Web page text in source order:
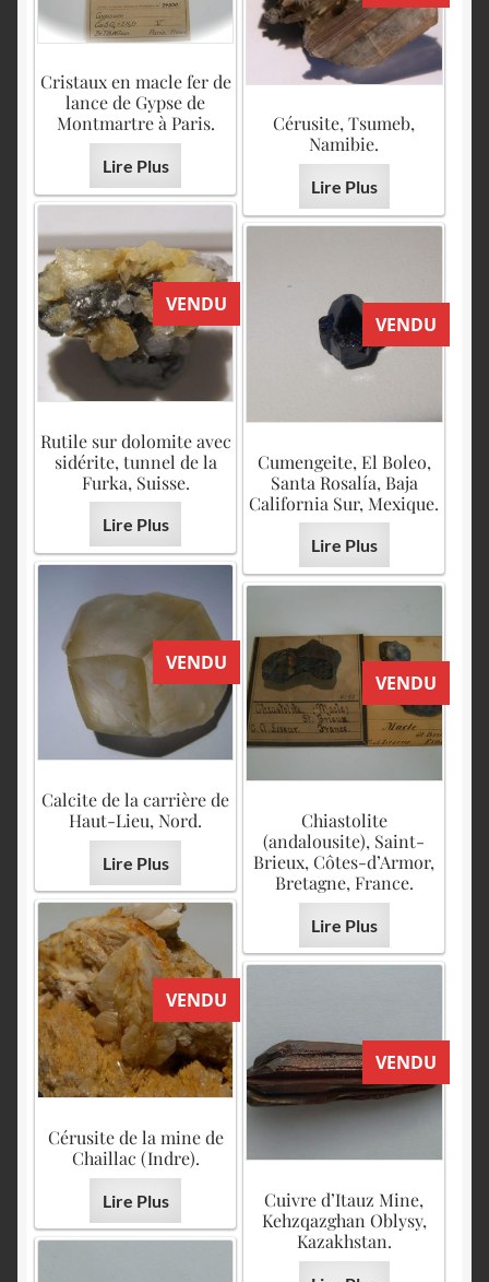
Cristaux en macle fer de
lance de Gypse de
Montmartre à Paris.
Lire Plus
Cérusite, Tsumeb,
Namibie.
Lire Plus
VENDU
Rutile sur dolomite avec
sidérite, tunnel de la
Furka, Suisse.
Lire Plus
VENDU
Cumengeite, El Boleo,
Santa Rosalía, Baja
California Sur, Mexique.
Lire Plus
VENDU
Calcite de la carrière de
Haut-Lieu, Nord.
Lire Plus
VENDU
Chiastolite
(andalousite), Saint-
Brieux, Côtes-d’Armor,
Bretagne, France.
Lire Plus
VENDU
Cérusite de la mine de
Chaillac (Indre).
Lire Plus
VENDU
Cuivre d’Itauz Mine,
Kehzqazghan Oblysy,
Kazakhstan.